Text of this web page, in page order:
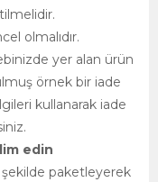
olmalıdır.
yer alan ürün
örnek bir iade
kullanarak iade
edin
şekilde paketleyerek